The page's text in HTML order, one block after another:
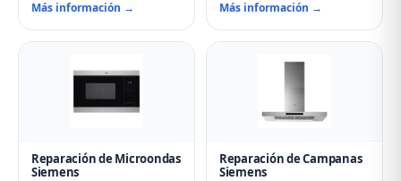
Saldaña repara resistencias,
ventiladores, termostatos,
en hornos multifunción,
pirolíticos y de vapor
Siemens.
Más información →
Saldaña. Solucionamos
fuegos que no encienden,
no responden, fallos en
módulos de inducción y
problemas de regulación de
temperatura.
Más información →
Reparación de Microondas
Siemens
Reparación de Campanas
Siemens